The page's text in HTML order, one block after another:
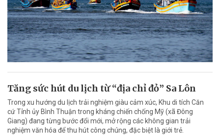
Tăng sức hút du lịch từ “địa chỉ đỏ” Sa Lôn
Trong xu hướng du lịch trải nghiệm giàu cảm xúc, Khu di tích Căn
cứ Tỉnh ủy Bình Thuận trong kháng chiến chống Mỹ (xã Đông
Giang) đang từng bước đổi mới, mở rộng các không gian trải
nghiệm văn hóa để thu hút công chúng, đặc biệt là giới trẻ.